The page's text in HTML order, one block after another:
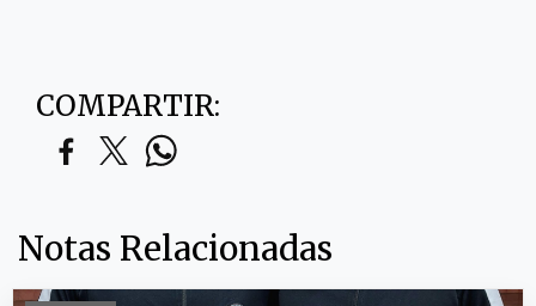
COMPARTIR:
Notas Relacionadas